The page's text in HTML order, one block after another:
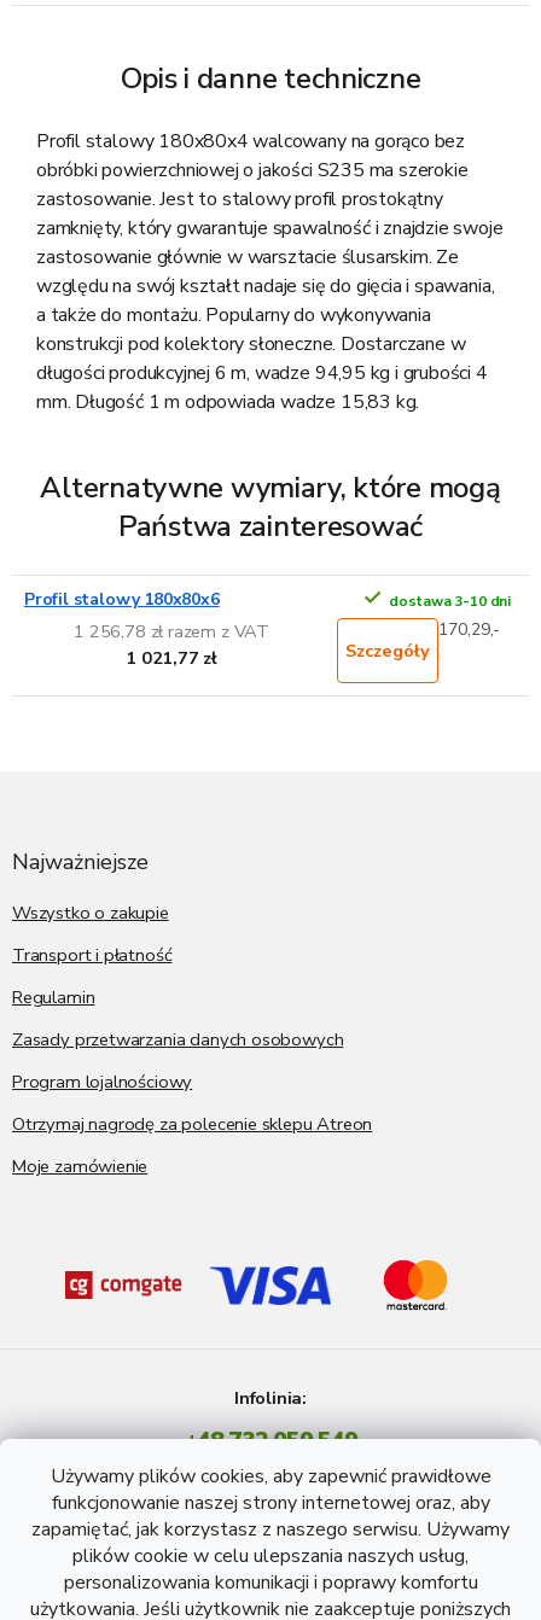
Używamy plików cookies, aby zapewnić prawidłowe
funkcjonowanie naszej strony internetowej oraz, aby
zapamiętać, jak korzystasz z naszego serwisu. Używamy
plików cookie w celu ulepszania naszych usług,
personalizowania komunikacji i poprawy komfortu
użytkowania. Jeśli użytkownik nie zaakceptuje poniższych
Opis i danne techniczne
Profil stalowy 180x80x4 walcowany na gorąco bez
obróbki powierzchniowej o jakości S235 ma szerokie
zastosowanie. Jest to stalowy profil prostokątny
zamknięty, który gwarantuje spawalność i znajdzie swoje
zastosowanie głównie w warsztacie ślusarskim. Ze
względu na swój kształt nadaje się do gięcia i spawania,
a także do montażu. Popularny do wykonywania
konstrukcji pod kolektory słoneczne. Dostarczane w
długości produkcyjnej 6 m, wadze 94,95 kg i grubości 4
mm. Długość 1 m odpowiada wadze 15,83 kg.
Alternatywne wymiary, które mogą
Państwa zainteresować
Profil stalowy 180x80x6 dostawa 3-10 dni
1 256,78 zł razem z VAT
1 021,77 zł
Szczegóły
170,29,-
Najważniejsze
Wszystko o zakupie
Transport i płatność
Regulamin
Zasady przetwarzania danych osobowych
Program lojalnościowy
Otrzymaj nagrodę za polecenie sklepu Atreon
Moje zamówienie
Infolinia:
+48 732 059 549
Pon - Pt: 8 - 15 godź.
info@atreon.pl